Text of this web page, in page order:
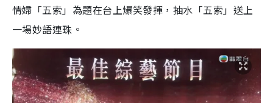
情婦「五索」為題在台上爆笑發揮，抽水「五索」送上
一場妙語連珠。